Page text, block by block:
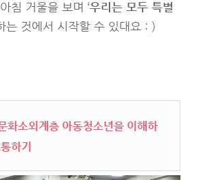
침 거울을 보며 ‘우리는 모두 특별
는 것에서 시작할 수 있대요 : )
소외계층 아동청소년을 이해하
하기